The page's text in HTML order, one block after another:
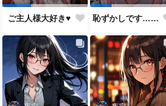
ご主人様大好き♥ 恥ずかしです…ご主人様♥